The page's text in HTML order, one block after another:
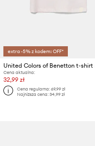
extra -5% z kodem: OFF*
Cena aktualna:
32,99 zł
Cena regularna: 69,99 zł
Najniższa cena: 34,99 zł